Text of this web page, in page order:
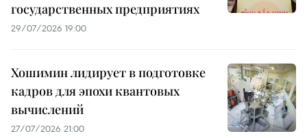
государственных предприятиях
29/07/2026 19:00
Хошимин лидирует в подготовке
кадров для эпохи квантовых
вычислений
27/07/2026 21:00